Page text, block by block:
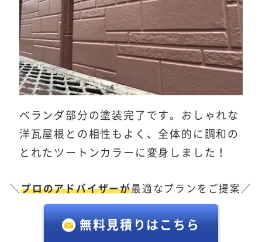
ベランダ部分の塗装完了です。おしゃれな
洋瓦屋根との相性もよく、全体的に調和の
とれたツートンカラーに変身しました！
＼プロのアドバイザーが最適なプランをご提案／
無料見積りはこちら